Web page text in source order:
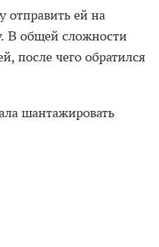
отправить ей на
В общей сложности
после чего обратился
шантажировать